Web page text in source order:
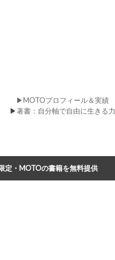
▶MOTOプロフィール＆実績
▶著書：自分軸で自由に生きる力
定・MOTOの書籍を無料提供